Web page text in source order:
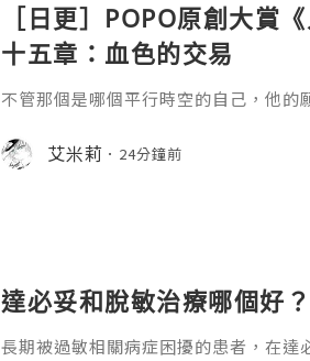
［日更］POPO原創大賞
十五章：血色的交易
不管那個是哪個平行時空的自己，他的
艾米莉 24分鐘前
達必妥和脫敏治療哪個好
長期被過敏相關病症困擾的患者，在達